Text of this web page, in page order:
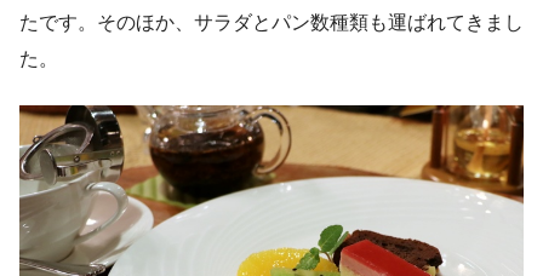
たです。そのほか、サラダとパン数種類も運ばれてきまし
た。